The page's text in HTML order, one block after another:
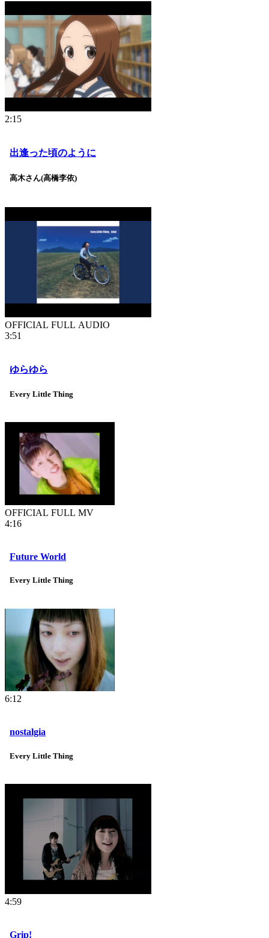
2:15
出逢った頃のように
高木さん(高橋李依)
OFFICIAL FULL AUDIO
3:51
ゆらゆら
Every Little Thing
OFFICIAL FULL MV
4:16
Future World
Every Little Thing
6:12
nostalgia
Every Little Thing
4:59
Grip!